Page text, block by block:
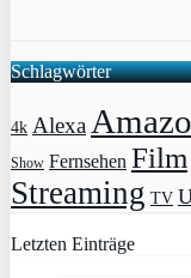
Schlagwörter
4k Alexa
Show Fernsehen Film
Streaming TV
Letzten Einträge